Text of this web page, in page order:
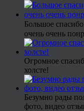
Большое
очень очень
Огромное
холсте!
Безумно рады
фото, видео